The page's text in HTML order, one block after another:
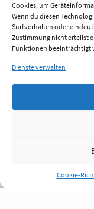
Cookies, um
Wenn du diesen
Surfverhalten oder
Zustimmung nicht erteilst
Funktionen beeinträchtigt
Dienste verwalten
Cookie-